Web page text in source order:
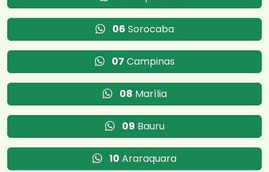
06 Sorocaba
07 Campinas
08 Marília
09 Bauru
10 Araraquara